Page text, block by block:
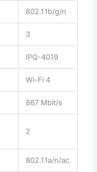
802.11b/g/n
3
IPQ-4019
Wi-Fi 4
867 Mbit/s
2
802.11a/n/ac